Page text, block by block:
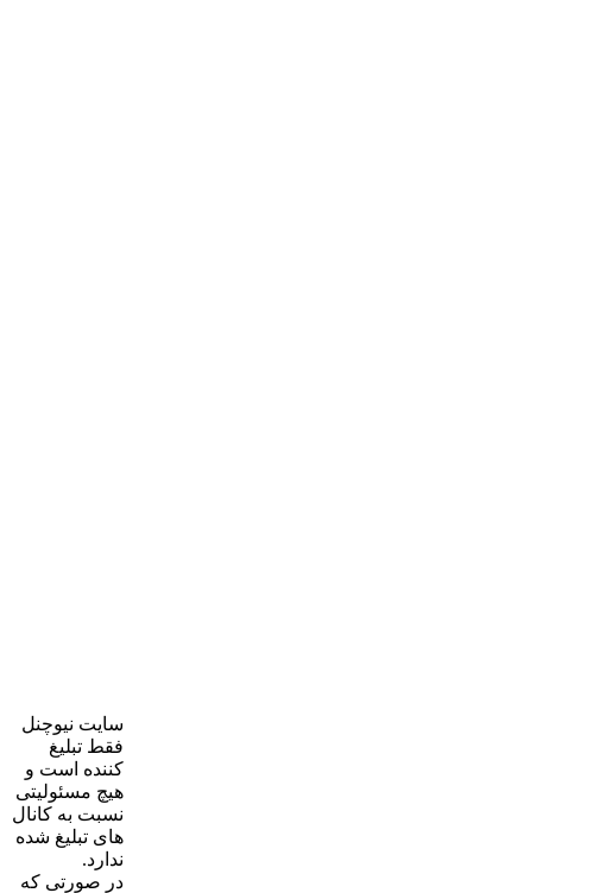
سایت نیوچنل
فقط تبلیغ
کننده است و
هیچ مسئولیتی
نسبت به کانال
های تبلیغ شده
ندارد.
در صورتی که